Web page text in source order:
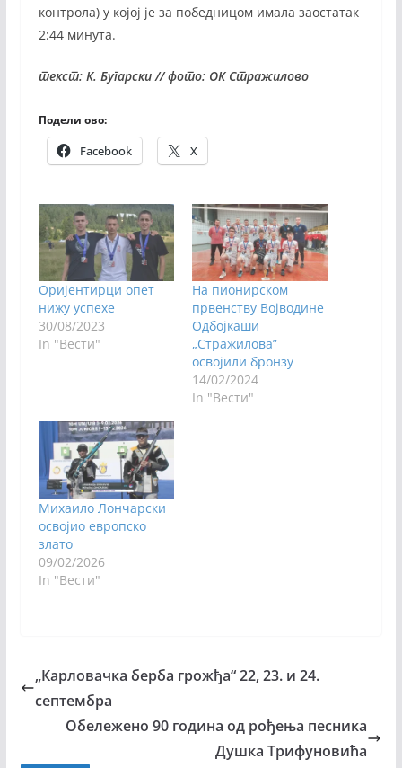
контрола) у којој је за победницом имала заостатак
2:44 минута.
текст: К. Бугарски // фото: ОК Стражилово
Подели ово:
Facebook X
Оријентирци опет
нижу успехе
30/08/2023
In "Вести"
На пионирском
првенству Војводине
Одбојкаши
„Стражилова”
освојили бронзу
14/02/2024
In "Вести"
Михаило Лончарски
освојио европско
злато
09/02/2026
In "Вести"
„Карловачка берба грожђа“ 22, 23. и 24.
септембра
Обележено 90 година од рођења песника
Душка Трифуновића